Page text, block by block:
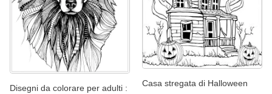
Disegni da colorare per adulti :
Casa stregata di Halloween